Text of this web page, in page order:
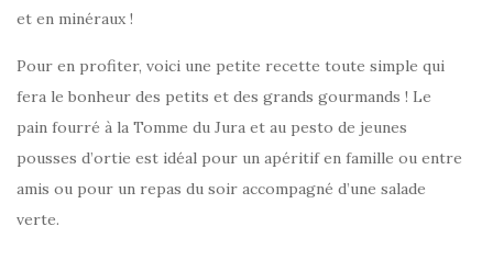
et en minéraux !
Pour en profiter, voici une petite recette toute simple qui
fera le bonheur des petits et des grands gourmands ! Le
pain fourré à la Tomme du Jura et au pesto de jeunes
pousses d’ortie est idéal pour un apéritif en famille ou entre
amis ou pour un repas du soir accompagné d’une salade
verte.